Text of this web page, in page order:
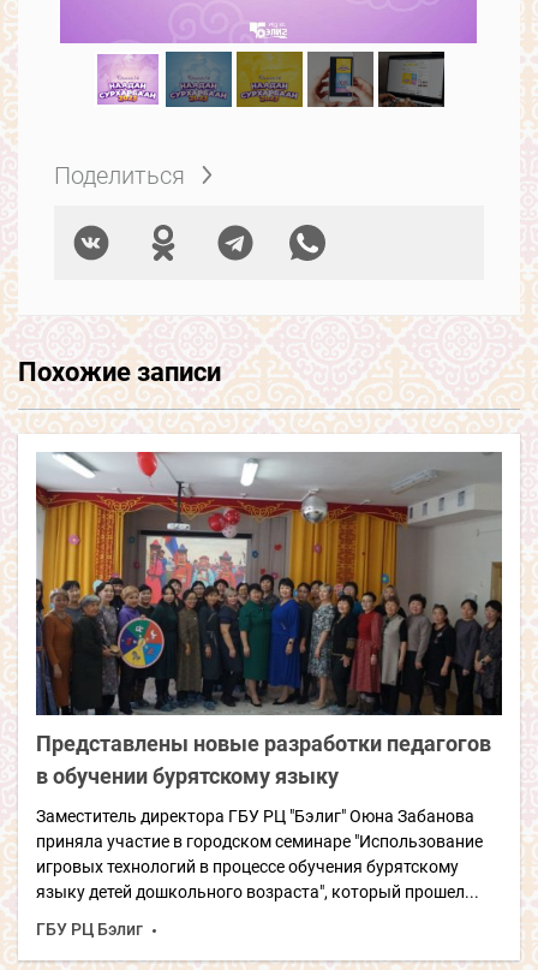
Поделиться
Похожие записи
Представлены новые разработки педагогов
в обучении бурятскому языку
Заместитель директора ГБУ РЦ "Бэлиг" Оюна Забанова
приняла участие в городском семинаре "Использование
игровых технологий в процессе обучения бурятскому
языку детей дошкольного возраста", который прошел...
ГБУ РЦ Бэлиг